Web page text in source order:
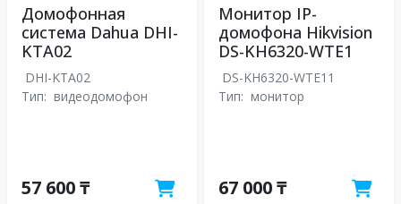
Домофонная
система Dahua DHI-
KTA02
DHI-KTA02
Тип: видеодомофон
57 600 ₸
Монитор IP-
домофона Hikvision
DS-KH6320-WTE1
DS-KH6320-WTE11
Тип: монитор
67 000 ₸